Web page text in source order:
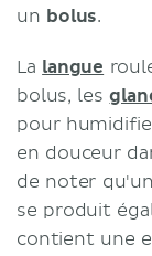
un bolus.
La langue
bolus, les
pour
en douceur
de noter
se produit
contient une